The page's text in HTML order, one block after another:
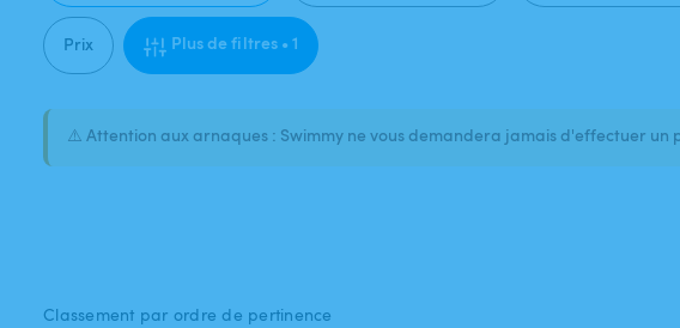
Prix Plus de filtres • 1
⚠️ Attention aux arnaques : Swimmy ne vous demandera jamais d'effectuer
Classement par ordre de pertinence